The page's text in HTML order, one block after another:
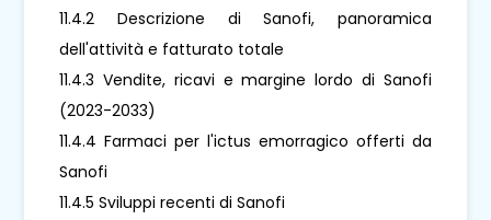
11.4.2 Descrizione di Sanofi, panoramica
dell'attività e fatturato totale
11.4.3 Vendite, ricavi e margine lordo di Sanofi
(2023-2033)
11.4.4 Farmaci per l'ictus emorragico offerti da
Sanofi
11.4.5 Sviluppi recenti di Sanofi